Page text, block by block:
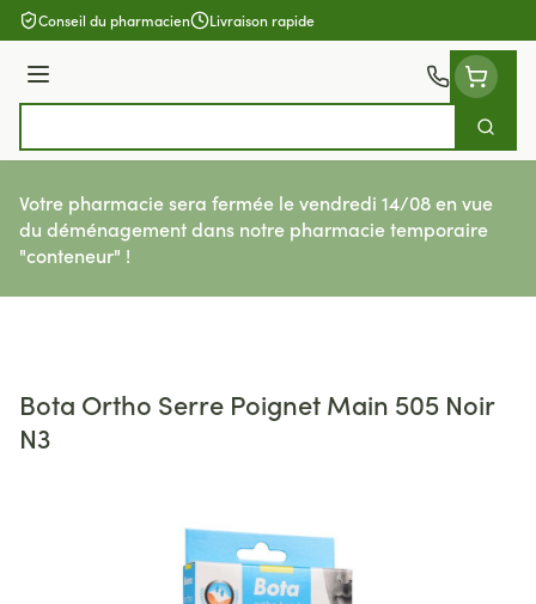
Aller au contenu
Conseil du pharmacien Livraison rapide
Menu
Votre pharmacie sera fermée le vendredi 14/08 en vue
du déménagement dans notre pharmacie temporaire
"conteneur" !
Bota Ortho Serre Poignet Main 505 Noir
N3